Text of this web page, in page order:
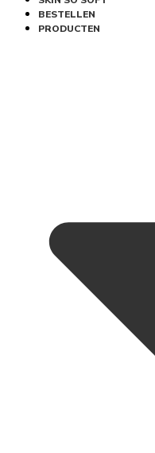
BESTELLEN
PRODUCTEN